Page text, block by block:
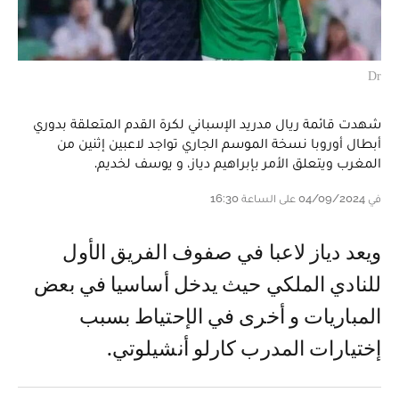
Dr
شهدت قائمة ريال مدريد الإسباني لكرة القدم المتعلقة بدوري
أبطال أوروبا نسخة الموسم الجاري تواجد لاعبين إثنين من
المغرب ويتعلق الأمر بإبراهيم دياز، و يوسف لخديم.
في 04/09/2024 على الساعة 16:30
و يعد دياز لاعبا في صفوف الفريق الأول
للنادي الملكي حيث يدخل أساسيا في بعض
المباريات و أخرى في الإحتياط بسبب
إختيارات المدرب كارلو أنشيلوتي.